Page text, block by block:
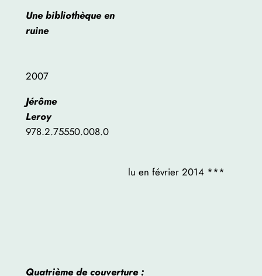
Une bibliothèque en
ruine
2007
Jérôme
Leroy
978.2.75550.008.0
lu en février 2014 ***
Quatrième de couverture :